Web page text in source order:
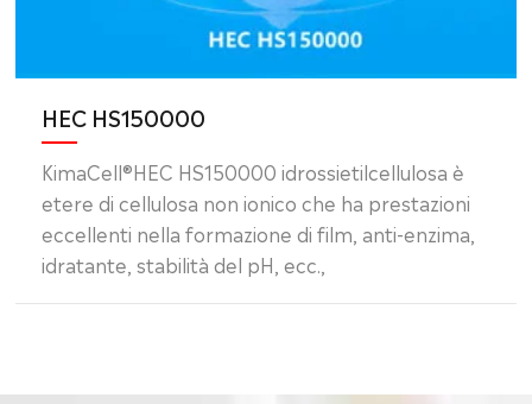
HEC HS150000
KimaCell®HEC HS150000 idrossietilcellulosa è
etere di cellulosa non ionico che ha prestazioni
eccellenti nella formazione di film, anti-enzima,
idratante, stabilità del pH, ecc.,